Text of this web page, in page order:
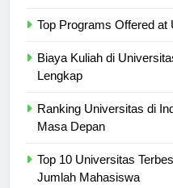
Biaya Kuliah di
Ranking Universitas di
Top 10 Universitas